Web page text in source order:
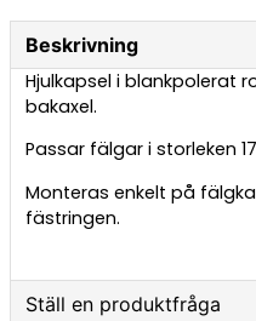
Beskrivning
Hjulkapsel i blankpolerat
bakaxel.
Passar fälgar i storleken
Monteras enkelt på
fästringen.
Ställ en produktfråga